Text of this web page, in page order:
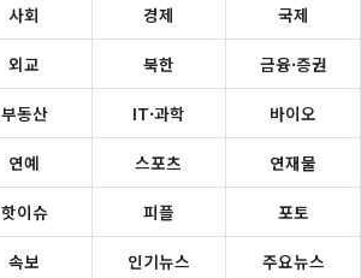
사회 경제 국제
외교 북한 금융·증권
부동산 IT·과학 바이오
연예 스포츠 연재물
핫이슈 피플 포토
속보 인기뉴스 주요뉴스